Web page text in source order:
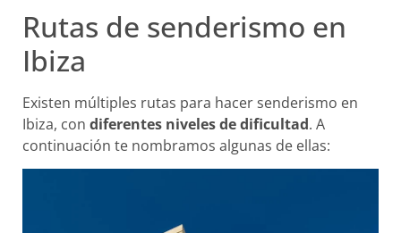
Rutas de senderismo en
Ibiza
Existen múltiples rutas para hacer senderismo en
Ibiza, con diferentes niveles de dificultad. A
continuación te nombramos algunas de ellas: